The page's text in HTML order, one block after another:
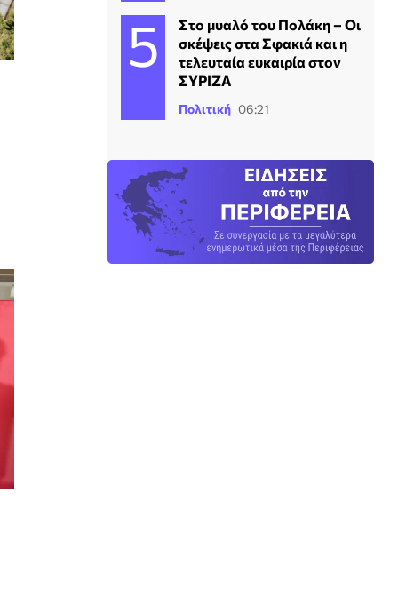
Στο μυαλό του Πολάκη – Οι
σκέψεις στα Σφακιά και η
τελευταία ευκαιρία στον
ΣΥΡΙΖΑ
Πολιτική 06:21